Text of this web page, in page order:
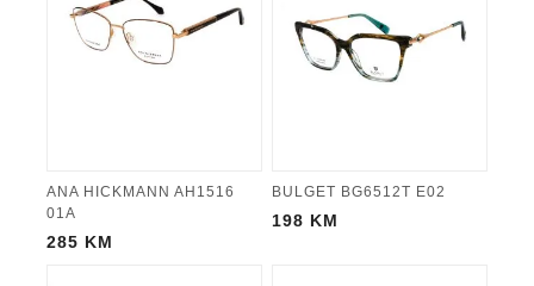
ANA HICKMANN AH1516
01A
285 KM
BULGET BG6512T E02
198 KM